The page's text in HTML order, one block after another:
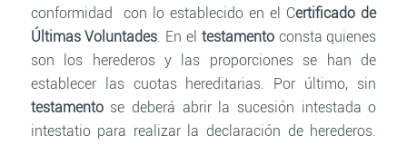
conformidad con lo establecido en el Certificado de
Últimas Voluntades. En el testamentoconsta quienes
son los herederos y las proporciones se han de
establecer las cuotas hereditarias. Por último, sin
testamentose deberá abrir la sucesión intestada o
intestatio para realizar la declaración de herederos.